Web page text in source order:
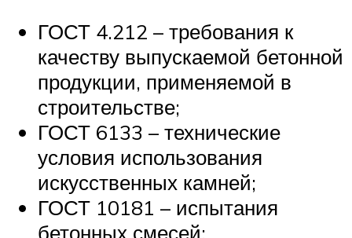
ГОСТ 4.212 – требования к
качеству выпускаемой бетонной
продукции, применяемой в
строительстве;
ГОСТ 6133 – технические
условия использования
искусственных камней;
ГОСТ 10181 – испытания
бетонных смесей;